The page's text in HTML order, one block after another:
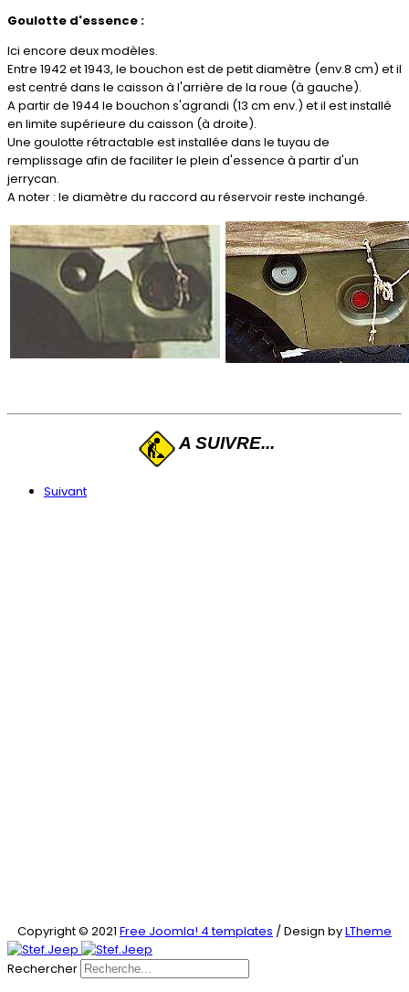
Goulotte d'essence :
Ici encore deux modèles.
Entre 1942 et 1943, le bouchon est de petit diamètre (env.8 cm) et il
est centré dans le caisson à l'arrière de la roue (à gauche).
A partir de 1944 le bouchon s'agrandi (13 cm env.) et il est installé
en limite supérieure du caisson (à droite).
Une goulotte rétractable est installée dans le tuyau de
remplissage afin de faciliter le plein d'essence à partir d'un
jerrycan.
A noter : le diamètre du raccord au réservoir reste inchangé.
A SUIVRE...
Suivant
Copyright © 2021 Free Joomla! 4 templates / Design byLTheme
Rechercher